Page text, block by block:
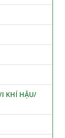
KHÍ HẬU/